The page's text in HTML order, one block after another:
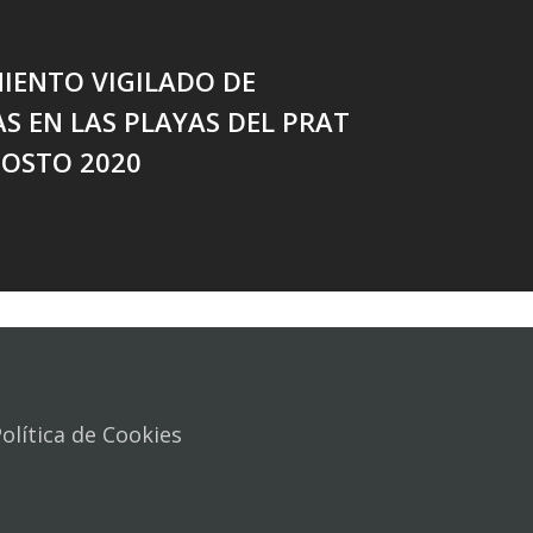
VIGILADO DE
EN LAS PLAYAS DEL PRAT
2020
de Cookies